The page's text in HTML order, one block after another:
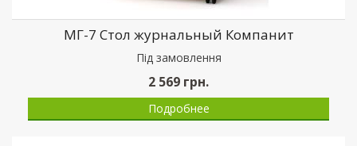
МГ-7 Стол журнальный Компанит
Пiд замовлення
2 569 грн.
Подробнее